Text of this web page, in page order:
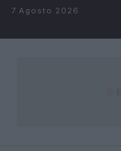
Salta al contenuto
7 Agosto 2026